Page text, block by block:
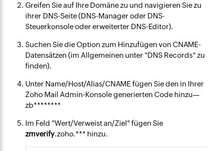
Greifen Sie auf Ihre Domäne zu und navigieren Sie zu
ihrer DNS-Seite (DNS-Manager oder DNS-
Steuerkonsole oder erweiterter DNS-Editor).
Suchen Sie die Option zum Hinzufügen von CNAME-
Datensätzen (im Allgemeinen unter "DNS Records" zu
finden).
Unter Name/Host/Alias/CNAME fügen Sie den in Ihrer
Zoho Mail Admin-Konsole generierten Code hinzu—
zb********
Im Feld "Wert/Verweist an/Ziel" fügen Sie
zmverify.zoho.*** hinzu.